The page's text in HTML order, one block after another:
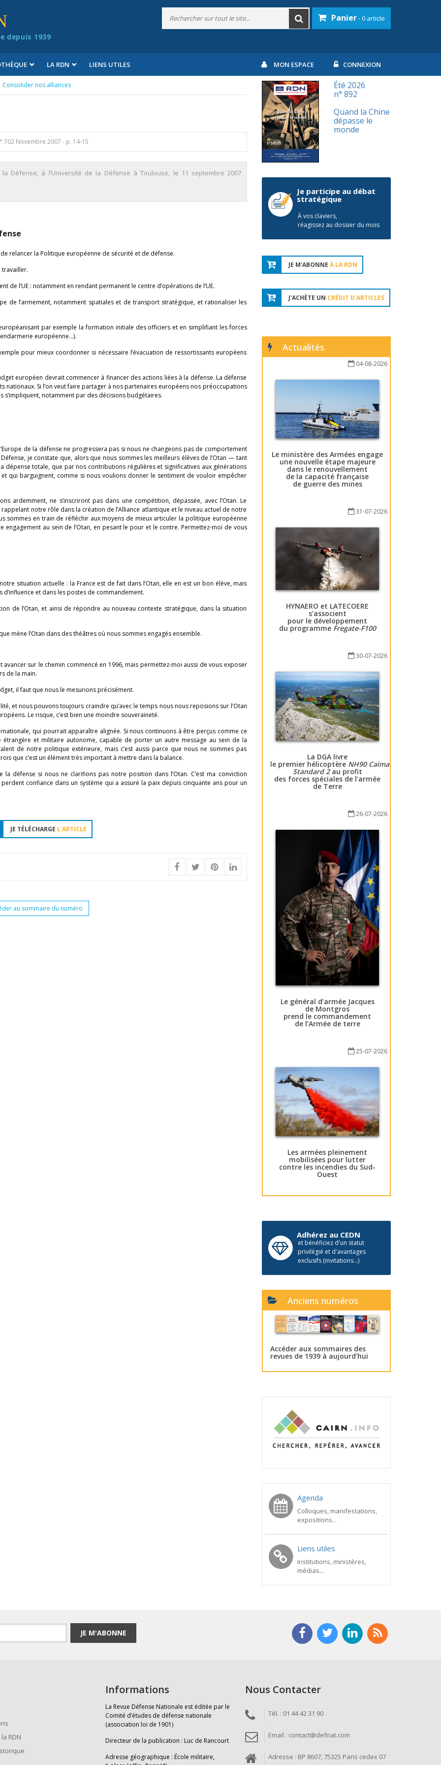
depuis 1939
Panier- 0 article
LA RDN LIENS UTILES MON ESPACE CONNEXION
Consolider nos alliances
702 Novembre 2007 - p. 14-15
Défense, à l’Université de la Défense à Toulouse, le 11 septembre 2007
relancer la Politique européenne de sécurité et de défense.
travailler.
l’UE : notamment en rendant permanent le centre d’opérations de l’UE.
de l’armement, notamment spatiales et de transport stratégique, et rationaliser les
par exemple la formation initiale des officiers et en simplifiant les forces
européenne…).
pour mieux coordonner si nécessaire l’évacuation de ressortissants européens
européen devrait commencer à financer des actions liées à la défense. La défense
nationaux. Si l’on veut faire partager à nos partenaires européens nos préoccupations
notamment par des décisions budgétaires.
de la défense ne progressera pas si nous ne changeons pas de comportement
je constate que, alors que nous sommes les meilleurs élèves de l’Otan — tant
totale, que par nos contributions régulières et significatives aux générations
qui barguignent, comme si nous voulions donner le sentiment de vouloir empêcher
ardemment, ne s’inscriront pas dans une compétition, dépassée, avec l’Otan. Le
notre rôle dans la création de l’Alliance atlantique et le niveau actuel de notre
sommes en train de réfléchir aux moyens de mieux articuler la politique européenne
au sein de l’Otan, en pesant le pour et le contre. Permettez-moi de vous
situation actuelle : la France est de fait dans l’Otan, elle en est un bon élève, mais
et dans les postes de commandement.
de l’Otan, et ainsi de répondre au nouveau contexte stratégique, dans la situation
mène l’Otan dans des théâtres où nous sommes engagés ensemble.
sur le chemin commencé en 1996, mais permettez-moi aussi de vous exposer
de la main.
il faut que nous le mesurions précisément.
et nous pouvons toujours craindre qu’avec le temps nous nous reposions sur l’Otan
Le risque, c’est bien une moindre souveraineté.
qui pourrait apparaître alignée. Si nous continuons à être perçus comme ce
étrangère et militaire autonome, capable de porter un autre message au sein de la
de notre politique extérieure, mais c’est aussi parce que nous ne sommes pas
que c’est un élément très important à mettre dans la balance.
la défense si nous ne clarifions pas notre position dans l’Otan. C’est ma conviction
confiance dans un système qui a assuré la paix depuis cinquante ans pour un
JE TÉLÉCHARGE L'ARTICLE
au sommaire du numéro
Été 2026
n° 892
Quand la Chine
dépasse le
monde
Je participe au débat
stratégique
À vos claviers,
réagissez au dossier du mois
JE M'ABONNE À LA RDN
J'ACHÈTE UN CRÉDIT D'ARTICLES
Actualités
04-08-2026
Le ministère des Armées engage
une nouvelle étape majeure
dans le renouvellement
de la capacité française
de guerre des mines
31-07-2026
HYNAERO et LATECOERE
s’associent
pour le développement
du programme Fregate-F100
30-07-2026
La DGA livre
le premier hélicoptère NH90 Caïman
Standard 2au profit
des forces spéciales de l’armée
de Terre
26-07-2026
Le général d’armée Jacques
de Montgros
prend le commandement
de l’Armée de terre
25-07-2026
Les armées pleinement
mobilisées pour lutter
contre les incendies du Sud-
Ouest
Adhérez au CEDN
et bénéficiez d'un statut
privilégié et d'avantages
exclusifs (invitations...)
Anciens numéros
Accéder aux sommaires des
revues de 1939 à aujourd’hui
Agenda
Colloques, manifestations,
expositions...
Liens utiles
Institutions, ministères,
médias...
JE M'ABONNE
RDN
Informations
La Revue Défense Nationale est éditée par le
Comité d’études de défense nationale
(association loi de 1901)
Directeur de la publication : Luc de Rancourt
Adresse géographique : École militaire,
Nous Contacter
Tél. : 01 44 42 31 90
Email : contact@defnat.com
Adresse : BP 8607, 75325 Paris cedex 07